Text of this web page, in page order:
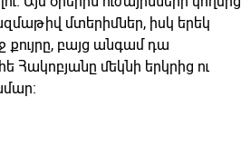
մտերիմներ, իսկ երեկ
քույրը, բայց անգամ դա
Հակոբյանը մեկնի երկրից ու